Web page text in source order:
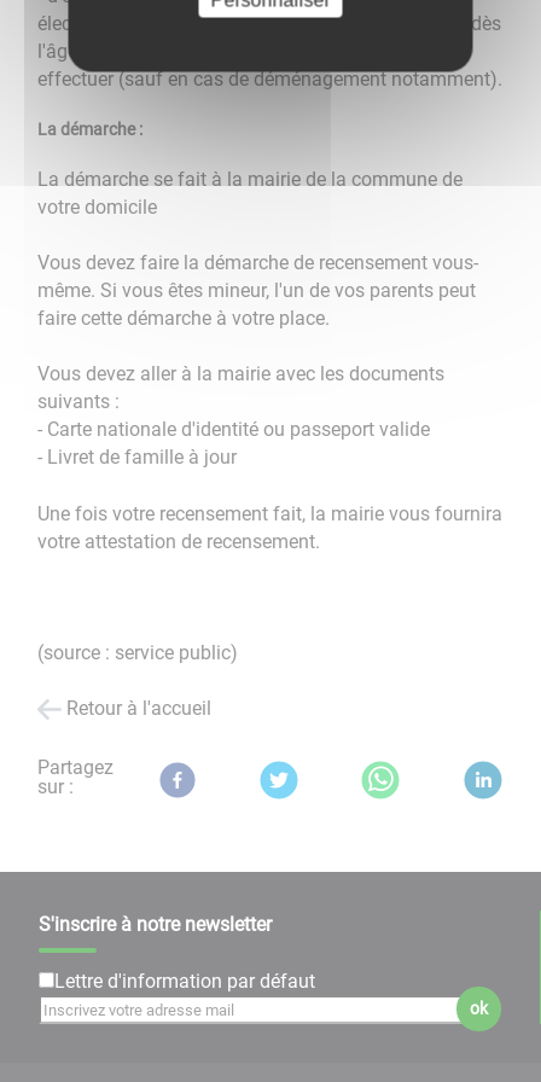
électorales dès l'âge de 18 ans. Vous pourrez voter dès
l'âge de 18 ans, sans avoir d'autres démarches à
effectuer (sauf en cas de déménagement notamment).
La démarche :
La démarche se fait à la mairie de la commune de
votre domicile
Vous devez faire la démarche de recensement vous-
même. Si vous êtes mineur, l'un de vos parents peut
faire cette démarche à votre place.
Vous devez aller à la mairie avec les documents
suivants :
- Carte nationale d'identité ou passeport valide
- Livret de famille à jour
Une fois votre recensement fait, la mairie vous fournira
votre attestation de recensement.
(source : service public)
Retour à l'accueil
Partagez
sur :
S'inscrire à notre newsletter
Lettre d'information par défaut
ok